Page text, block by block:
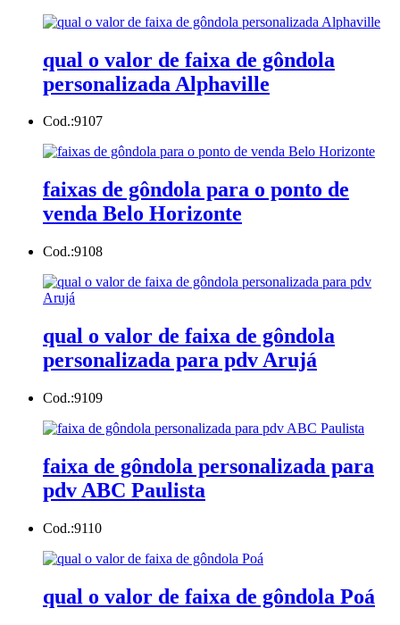
qual o valor de faixa de gôndola
personalizada Alphaville
Cod.:9107
faixas de gôndola para o ponto de
venda Belo Horizonte
Cod.:9108
qual o valor de faixa de gôndola
personalizada para pdv Arujá
Cod.:9109
faixa de gôndola personalizada para
pdv ABC Paulista
Cod.:9110
qual o valor de faixa de gôndola Poá